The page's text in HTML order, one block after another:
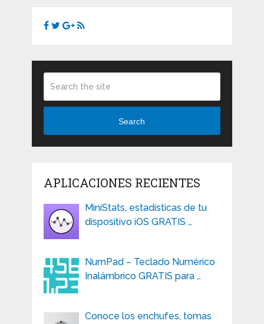
Search
APLICACIONES RECIENTES
MiniStats, estadísticas de tu
dispositivo iOS GRATIS …
NumPad – Teclado Numérico
Inalámbrico GRATIS para …
Conoce los enchufes, tomas